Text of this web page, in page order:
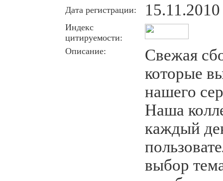
Дата регистрации: 15.11.2010
Индекс
цитируемости:
Описание:
Свежая
которые
нашего
Наша
каждый
выбор